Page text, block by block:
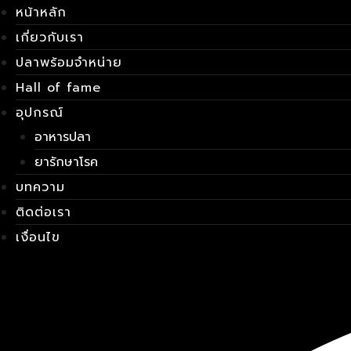
Skip
to
content
หน้าหลัก
เกี่ยวกับเรา
ปลาพร้อมจำหน่าย
Hall of fame
อุปกรณ์
อาหารปลา
ยารักษาโรค
บทความ
ติดต่อเรา
เงื่อนไข
เมนู